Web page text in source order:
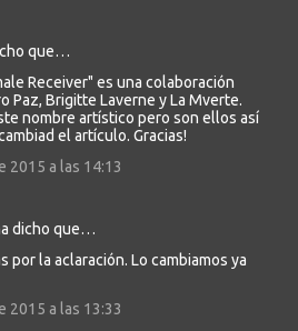
que…
Receiver" es una colaboración
Paz, Brigitte Laverne y La Mverte.
nombre artístico pero son ellos así
el artículo. Gracias!
2015 a las 14:13
dicho que…
por la aclaración. Lo cambiamos ya
2015 a las 13:33